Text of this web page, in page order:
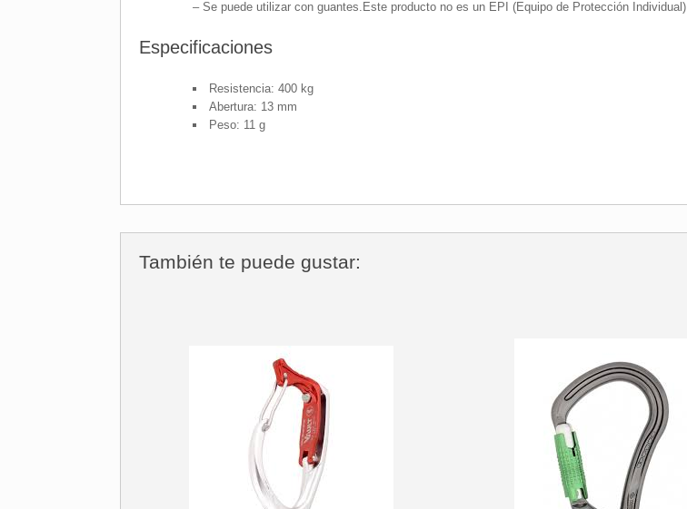
– Se puede utilizar con guantes.Este producto no es un EPI (Equipo de Protección Individual).
Especificaciones
Resistencia: 400 kg
Abertura: 13 mm
Peso: 11 g
También te puede gustar: